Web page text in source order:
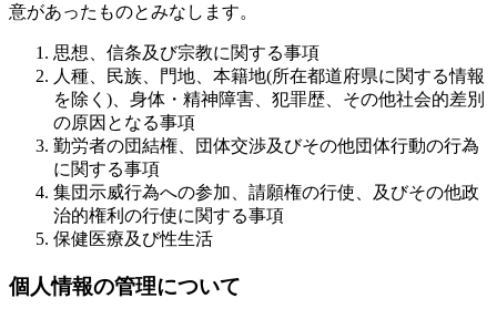
意があったものとみなします。
思想、信条及び宗教に関する事項
人種、民族、門地、本籍地(所在都道府県に関する情報
を除く)、身体・精神障害、犯罪歴、その他社会的差別
の原因となる事項
勤労者の団結権、団体交渉及びその他団体行動の行為
に関する事項
集団示威行為への参加、請願権の行使、及びその他政
治的権利の行使に関する事項
保健医療及び性生活
個人情報の管理について